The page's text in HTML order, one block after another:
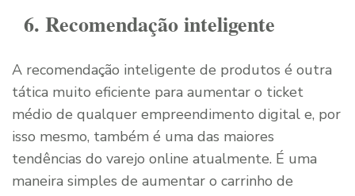
6. Recomendação inteligente
A recomendação inteligente de produtos é outra
tática muito eficiente para aumentar o ticket
médio de qualquer empreendimento digital e, por
isso mesmo, também é uma das maiores
tendências do varejo online atualmente. É uma
maneira simples de aumentar o carrinho de